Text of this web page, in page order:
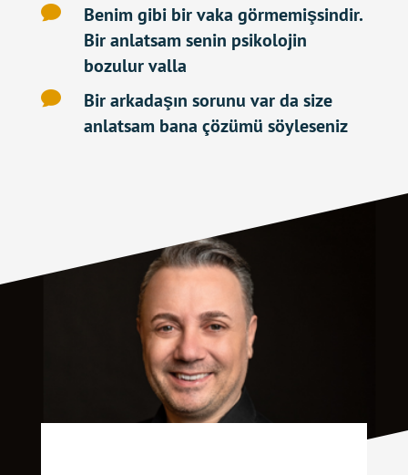

Benim gibi bir vaka görmemişsindir.
Bir anlatsam senin psikolojin
bozulur valla

Bir arkadaşın sorunu var da size
anlatsam bana çözümü söyleseniz